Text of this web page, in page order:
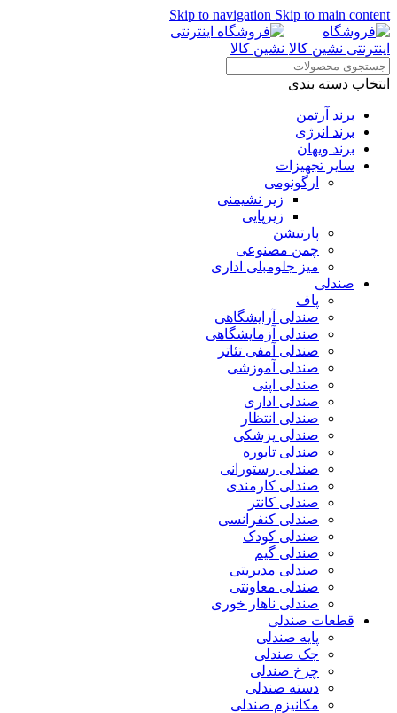
Skip to navigation Skip to main content
انتخاب دسته بندی
برند آرتمن
برند انرژی
برند ویهان
سایر تجهیزات
ارگونومی
زیر نشیمنی
زیرپایی
پارتیشن
چمن مصنوعی
میز جلومبلی اداری
صندلی
پاف
صندلی آرایشگاهی
صندلی آزمایشگاهی
صندلی آمفی تئاتر
صندلی آموزشی
صندلی اپنی
صندلی اداری
صندلی انتظار
صندلی پزشکی
صندلی تابوره
صندلی رستورانی
صندلی کارمندی
صندلی کانتر
صندلی کنفرانسی
صندلی کودک
صندلی گیم
صندلی مدیریتی
صندلی معاونتی
صندلی ناهار خوری
قطعات صندلی
پایه صندلی
جک صندلی
چرخ صندلی
دسته صندلی
مکانیزم صندلی